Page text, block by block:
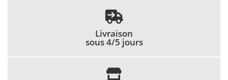
Livraison
sous 4/5 jours